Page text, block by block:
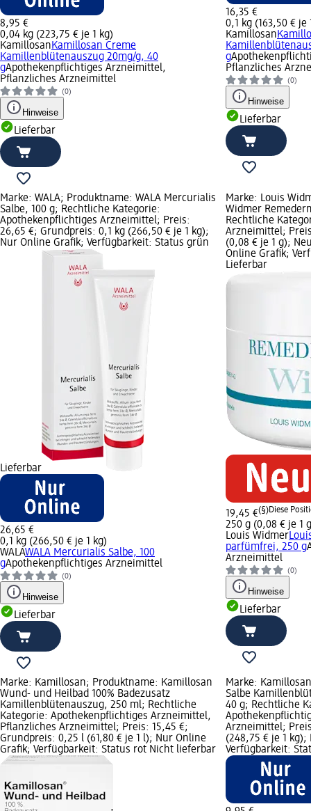
8,95 €
0,04 kg (223,75 € je 1 kg)
KamillosanKamillosan Creme
Kamillenblütenauszug 20mg/g, 40
gApothekenpflichtiges Arzneimittel,
Pflanzliches Arzneimittel
(0)
Hinweise
Lieferbar
16,35 €
0,1 kg (163,50 € je
Kamillosan
g
Pflanzliches
(0)
Hinweise
Lieferbar
Marke: WALA; Produktname: WALA Mercurialis
Salbe, 100 g; Rechtliche Kategorie:
Apothekenpflichtiges Arzneimittel; Preis:
26,65 €; Grundpreis: 0,1 kg (266,50 € je 1 kg);
Nur Online Grafik; Verfügbarkeit: Status grün
Lieferbar
26,65 €
0,1 kg (266,50 € je 1 kg)
WALAWALA Mercurialis Salbe, 100
gApothekenpflichtiges Arzneimittel
(0)
Hinweise
Lieferbar
Marke: Louis
Widmer
Rechtliche
Arzneimittel;
(0,08 € je 1 g);
Online Grafik;
Lieferbar
19,45 €(§)Diese
250 g (0,08 € je 1
Louis Widmer
parfümfrei, 250 g
Arzneimittel
(0)
Hinweise
Lieferbar
Marke: Kamillosan; Produktname: Kamillosan
Wund- und Heilbad 100% Badezusatz
Kamillenblütenauszug, 250 ml; Rechtliche
Kategorie: Apothekenpflichtiges Arzneimittel,
Pflanzliches Arzneimittel; Preis: 15,45 €;
Grundpreis: 0,25 l (61,80 € je 1 l); Nur Online
Grafik; Verfügbarkeit: Status rot Nicht lieferbar
Marke:
Salbe
40 g; Rechtliche
Arzneimittel;
(248,75 € je 1
Verfügbarkeit: